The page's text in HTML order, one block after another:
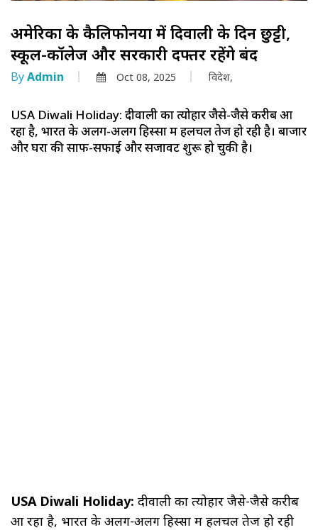
अमेरिका के कैलिफोर्निया में दिवाली के दिन छुट्टी,
स्कूल-कॉलेज और सरकारी दफ्तर रहेंगे बंद
ByAdmin Oct 08, 2025 विदेश,
USA Diwali Holiday: दीवाली का त्योहार जैसे-जैसे करीब आ
रहा है, भारत के अलग-अलग हिस्सों में हलचल तेज हो रही है। बाजार
और घरों की साफ-सफाई और सजावट शुरू हो चुकी है।
USA Diwali Holiday: दीवाली का त्योहार जैसे-जैसे करीब
आ रहा है, भारत के अलग-अलग हिस्सों में हलचल तेज हो रही